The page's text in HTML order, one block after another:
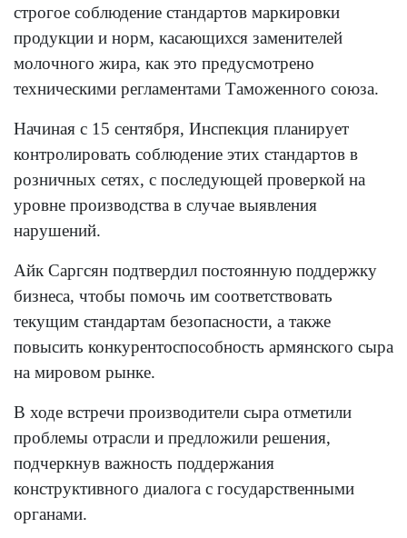
строгое соблюдение стандартов маркировки
продукции и норм, касающихся заменителей
молочного жира, как это предусмотрено
техническими регламентами Таможенного союза.
Начиная с 15 сентября, Инспекция планирует
контролировать соблюдение этих стандартов в
розничных сетях, с последующей проверкой на
уровне производства в случае выявления
нарушений.
Айк Саргсян подтвердил постоянную поддержку
бизнеса, чтобы помочь им соответствовать
текущим стандартам безопасности, а также
повысить конкурентоспособность армянского сыра
на мировом рынке.
В ходе встречи производители сыра отметили
проблемы отрасли и предложили решения,
подчеркнув важность поддержания
конструктивного диалога с государственными
органами.